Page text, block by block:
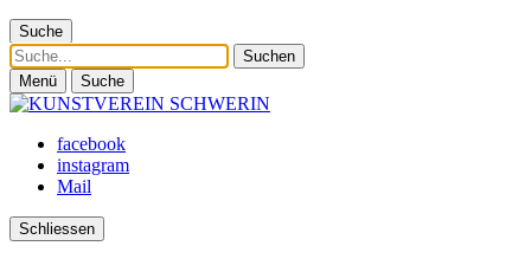
Suche
Suche
Menü Suche
facebook
instagram
Mail
Schliessen